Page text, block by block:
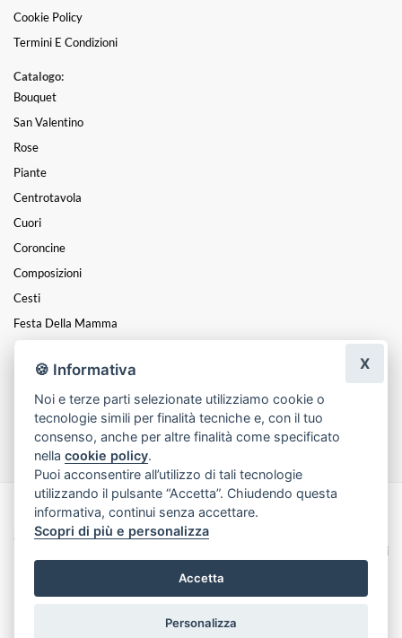
Cookie Policy
Termini E Condizioni
Catalogo:
Bouquet
San Valentino
Rose
Piante
Centrotavola
Cuori
Coroncine
Composizioni
Cesti
Festa Della Mamma
Mazzi
Funebre
Festa Della Donna
Natale
Made with byInfoser.it- Realizzazione Siti ecommerce per Fioristi
2026
Termini e Condizioni
🍪 Informativa
Noi e terze parti selezionate utilizziamo cookie o
tecnologie simili per finalità tecniche e, con il tuo
consenso, anche per altre finalità come specificato
nellacookie policy.
Puoi acconsentire all’utilizzo di tali tecnologie
utilizzando il pulsante “Accetta”. Chiudendo questa
informativa, continui senza accettare.
Scopri di più e personalizza
Accetta
Personalizza
X